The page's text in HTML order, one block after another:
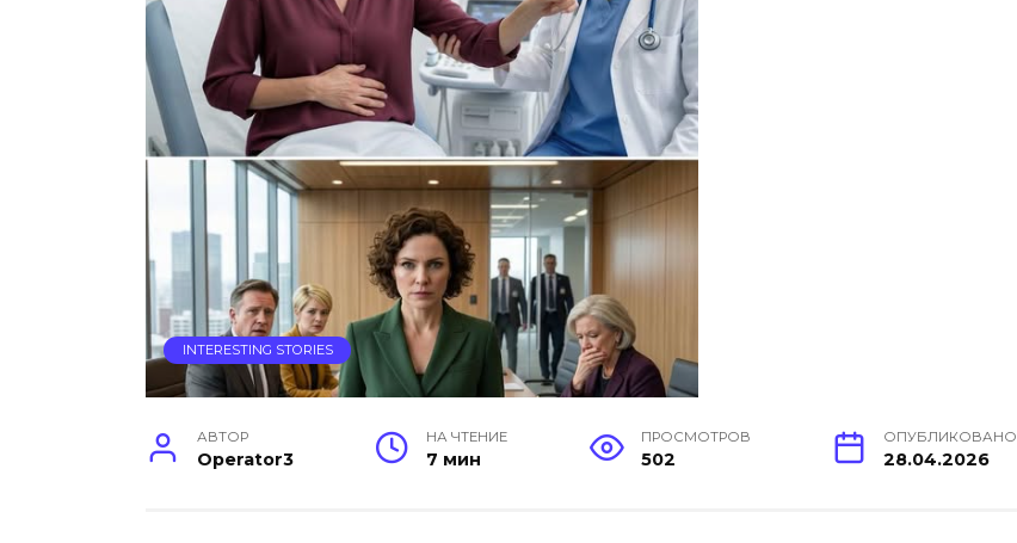
INTERESTING STORIES
АВТОР
Operator3
НА ЧТЕНИЕ
7 мин
ПРОСМОТРОВ
502
ОПУБЛИКОВАНО
28.04.2026